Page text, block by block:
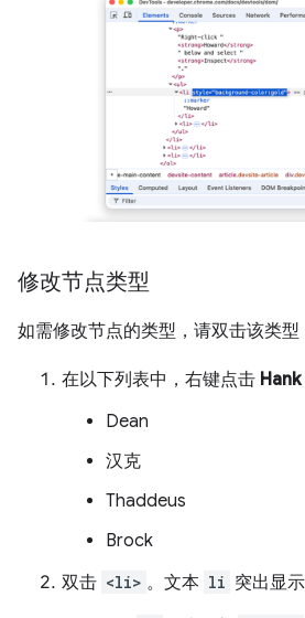
修改节点类型
如需修改节点的类型，请双击该类型
在以下列表中，右键点击 Hank
Dean
汉克
Thaddeus
Brock
双击 <li> 。文本 li 突出显示